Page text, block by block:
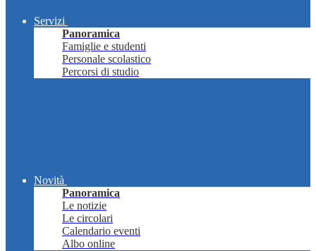
Servizi
Panoramica
Famiglie e studenti
Personale scolastico
Percorsi di studio
Novità
Panoramica
Le notizie
Le circolari
Calendario eventi
Albo online